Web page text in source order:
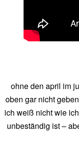
ohne den april im
oben gar nicht
ich weiß nicht wie
unbeständig ist –